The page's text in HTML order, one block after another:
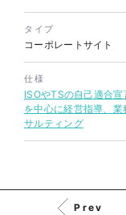
サイト制作
コーポレートサイト
#メーカー・製造業・工業
#HTML/CSSコーディング
タイプ
コーポレートサイト
仕様
ISOやTSの自己適合
を中心に経営指導、
サルティング
Prev